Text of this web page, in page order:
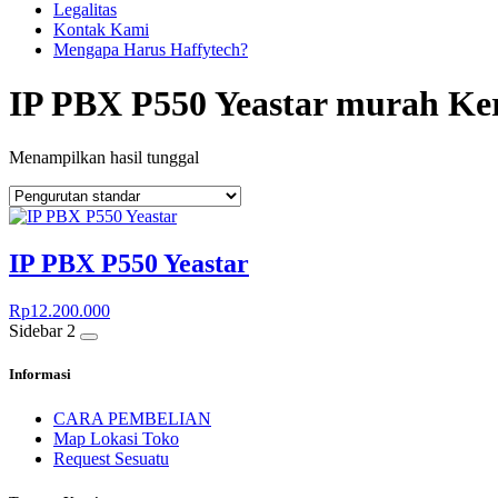
Legalitas
Kontak Kami
Mengapa Harus Haffytech?
IP PBX P550 Yeastar murah
Menampilkan hasil tunggal
IP PBX P550 Yeastar
Rp12.200.000
Sidebar 2
Informasi
CARA PEMBELIAN
Map Lokasi Toko
Request Sesuatu